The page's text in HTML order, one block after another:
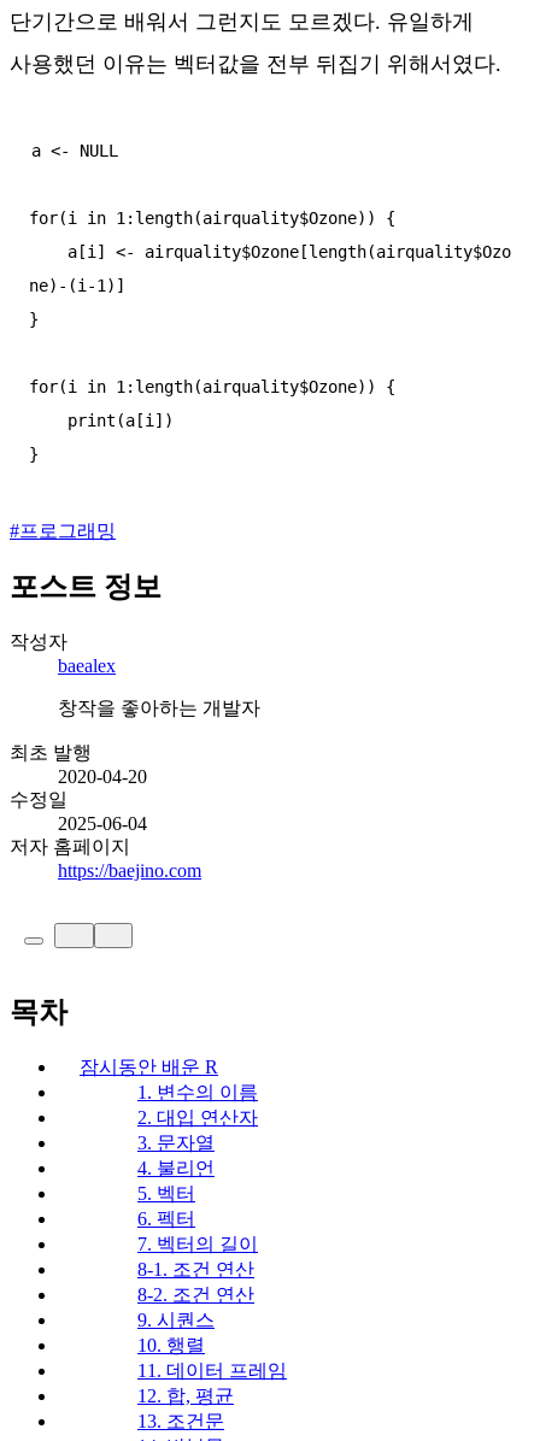
단기간으로 배워서 그런지도 모르겠다. 유일하게
사용했던 이유는 벡터값을 전부 뒤집기 위해서였다.
a <- NULL
for(i in 1:length(airquality$Ozone)) {
ne)-(i-1)]
}
for(i in 1:length(airquality$Ozone)) {
#프로그래밍
포스트 정보
작성자
baealex
창작을 좋아하는 개발자
최초 발행
2020-04-20
수정일
2025-06-04
저자 홈페이지
https://baejino.com
목차
잠시동안 배운 R
1. 변수의 이름
2. 대입 연산자
3. 문자열
4. 불리언
5. 벡터
6. 펙터
7. 벡터의 길이
8-1. 조건 연산
8-2. 조건 연산
9. 시퀀스
10. 행렬
11. 데이터 프레임
12. 합, 평균
13. 조건문